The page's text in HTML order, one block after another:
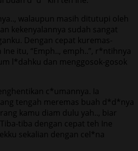
walaupun masih ditutupi oleh
kekenyalannya sudah sangat
Dengan cepat kuremas-
itu, “Emph.., emph..”, r*ntihnya
l*dahku dan menggosok-gosok
c*umannya. Ia
tengah meremas buah d*d*nya
kamu diam dulu yah.., biar
tiba dengan cepat teh Ine
sekalian dengan cel*na